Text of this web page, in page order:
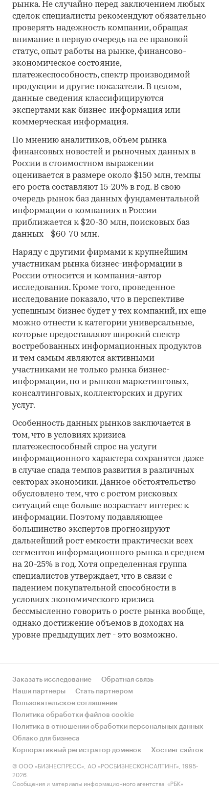
рынка. Не случайно перед заключением любых
сделок специалисты рекомендуют обязательно
проверять надежность компании, обращая
внимание в первую очередь на ее правовой
статус, опыт работы на рынке, финансово-
экономическое состояние,
платежеспособность, спектр производимой
продукции и другие показатели. В целом,
данные сведения классифицируются
экспертами как бизнес-информация или
коммерческая информация.
По мнению аналитиков, объем рынка
финансовых новостей и рыночных данных в
России в стоимостном выражении
оценивается в размере около $150 млн, темпы
его роста составляют 15-20% в год. В свою
очередь рынок баз данных фундаментальной
информации о компаниях в России
приближается к $20-30 млн, поисковых баз
данных - $60-70 млн.
Наряду с другими фирмами к крупнейшим
участникам рынка бизнес-информации в
России относится и компания-автор
исследования. Кроме того, проведенное
исследование показало, что в перспективе
успешным бизнес будет у тех компаний, их еще
можно отнести к категории универсальные,
которые предоставляют широкий спектр
востребованных информационных продуктов
и тем самым являются активными
участниками не только рынка бизнес-
информации, но и рынков маркетинговых,
консалтинговых, коллекторских и других
услуг.
Особенность данных рынков заключается в
том, что в условиях кризиса
платежеспособный спрос на услуги
информационного характера сохранятся даже
в случае спада темпов развития в различных
секторах экономики. Данное обстоятельство
обусловлено тем, что с ростом рисковых
ситуаций еще больше возрастает интерес к
информации. Поэтому подавляющее
большинство экспертов прогнозируют
дальнейший рост емкости практически всех
сегментов информационного рынка в среднем
на 20-25% в год. Хотя определенная группа
специалистов утверждает, что в связи с
падением покупательной способности в
условиях экономического кризиса
бессмысленно говорить о росте рынка вообще,
однако достижение объемов в доходах на
уровне предыдущих лет - это возможно.
Заказать исследование
Обратная связь
Наши партнеры
Стать партнером
Пользовательское соглашение
Политика обработки файлов cookie
Политика в отношении обработки персональных данных
Облако для бизнеса
Корпоративный регистратор доменов
Хостинг сайтов
© ООО «БИЗНЕСПРЕСС», АО «РОСБИЗНЕСКОНСАЛТИНГ», 1995-
2026.
Сообщения и материалы информационного агентства «РБК»